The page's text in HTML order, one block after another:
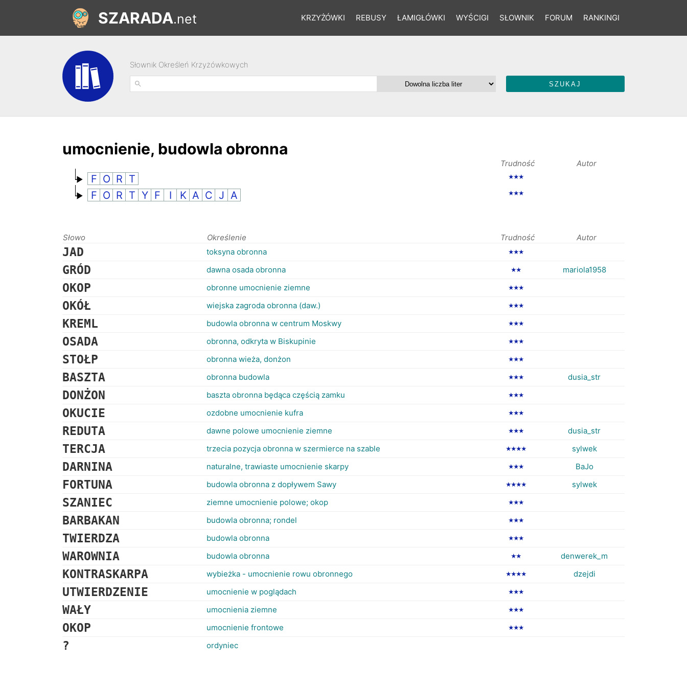
KRZYŻÓWKI REBUSY ŁAMIGŁÓWKI WYŚCIGI SŁOWNIK FORUM RANKINGI
SZARADA.net
Słownik Określeń Krzyżówkowych
umocnienie, budowla obronna
Trudność Autor
F O R T ★★★
F O R T Y F I K A C J A ★★★
Słowo Określenie Trudność Autor
JAD toksyna obronna ★★★
GRÓD dawna osada obronna ★★ mariola1958
OKOP obronne umocnienie ziemne ★★★
OKÓŁ wiejska zagroda obronna (daw.) ★★★
KREML budowla obronna w centrum Moskwy ★★★
OSADA obronna, odkryta w Biskupinie ★★★
STOŁP obronna wieża, donżon ★★★
BASZTA obronna budowla ★★★ dusia_str
DONŻON baszta obronna będąca częścią zamku ★★★
OKUCIE ozdobne umocnienie kufra ★★★
REDUTA dawne polowe umocnienie ziemne ★★★ dusia_str
TERCJA trzecia pozycja obronna w szermierce na szable ★★★★ sylwek
DARNINA naturalne, trawiaste umocnienie skarpy ★★★ BaJo
FORTUNA budowla obronna z dopływem Sawy ★★★★ sylwek
SZANIEC ziemne umocnienie polowe; okop ★★★
BARBAKAN budowla obronna; rondel ★★★
TWIERDZA budowla obronna ★★★
WAROWNIA budowla obronna ★★ denwerek_m
KONTRASKARPA wybieżka - umocnienie rowu obronnego ★★★★ dzejdi
UTWIERDZENIE umocnienie w poglądach ★★★
WAŁY umocnienia ziemne ★★★
OKOP umocnienie frontowe ★★★
? ordyniec